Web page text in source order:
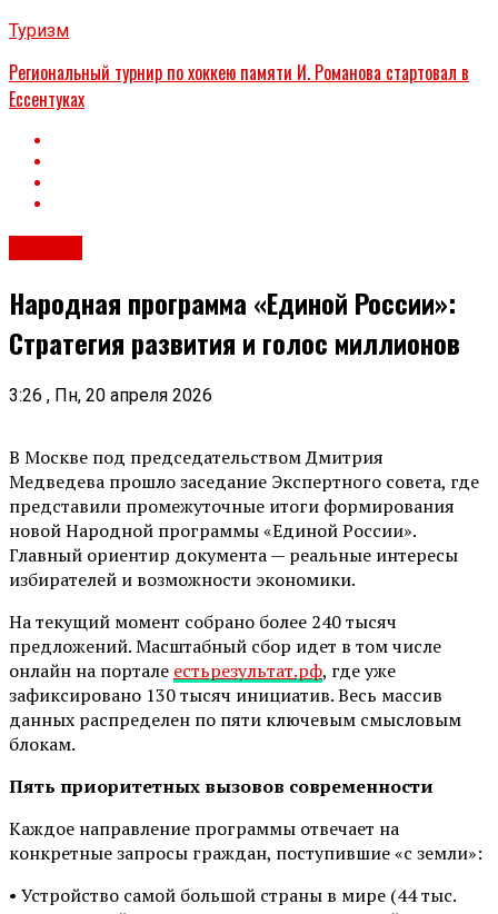
Туризм
Региональный турнир по хоккею памяти И. Романова стартовал в
Ессентуках
Народная программа «Единой России»:
Стратегия развития и голос миллионов
3:26 , Пн, 20 апреля 2026
В Москве под председательством Дмитрия
Медведева прошло заседание Экспертного совета, где
представили промежуточные итоги формирования
новой Народной программы «Единой России».
Главный ориентир документа — реальные интересы
избирателей и возможности экономики.
На текущий момент собрано более 240 тысяч
предложений. Масштабный сбор идет в том числе
онлайн на портале естьрезультат.рф, где уже
зафиксировано 130 тысяч инициатив. Весь массив
данных распределен по пяти ключевым смысловым
блокам.
Пять приоритетных вызовов современности
Каждое направление программы отвечает на
конкретные запросы граждан, поступившие «с земли»:
• Устройство самой большой страны в мире (44 тыс.